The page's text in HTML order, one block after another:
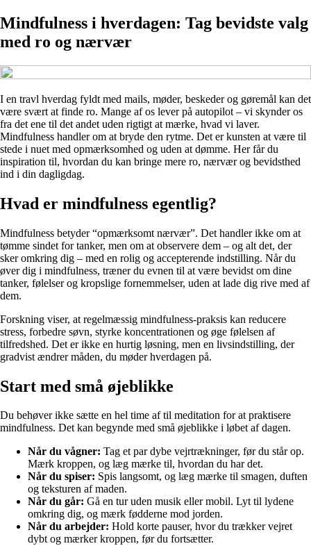
Mindfulness i hverdagen: Tag bevidste valg
med ro og nærvær
I en travl hverdag fyldt med mails, møder, beskeder og gøremål kan det
være svært at finde ro. Mange af os lever på autopilot – vi skynder os
fra det ene til det andet uden rigtigt at mærke, hvad vi laver.
Mindfulness handler om at bryde den rytme. Det er kunsten at være til
stede i nuet med opmærksomhed og uden at dømme. Her får du
inspiration til, hvordan du kan bringe mere ro, nærvær og bevidsthed
ind i din dagligdag.
Hvad er mindfulness egentlig?
Mindfulness betyder “opmærksomt nærvær”. Det handler ikke om at
tømme sindet for tanker, men om at observere dem – og alt det, der
sker omkring dig – med en rolig og accepterende indstilling. Når du
øver dig i mindfulness, træner du evnen til at være bevidst om dine
tanker, følelser og kropslige fornemmelser, uden at lade dig rive med af
dem.
Forskning viser, at regelmæssig mindfulness-praksis kan reducere
stress, forbedre søvn, styrke koncentrationen og øge følelsen af
tilfredshed. Det er ikke en hurtig løsning, men en livsindstilling, der
gradvist ændrer måden, du møder hverdagen på.
Start med små øjeblikke
Du behøver ikke sætte en hel time af til meditation for at praktisere
mindfulness. Det kan begynde med små øjeblikke i løbet af dagen.
Når du vågner: Tag et par dybe vejrtrækninger, før du står op.
Mærk kroppen, og læg mærke til, hvordan du har det.
Når du spiser: Spis langsomt, og læg mærke til smagen, duften
og teksturen af maden.
Når du går: Gå en tur uden musik eller mobil. Lyt til lydene
omkring dig, og mærk fødderne mod jorden.
Når du arbejder: Hold korte pauser, hvor du trækker vejret
dybt og mærker kroppen, før du fortsætter.